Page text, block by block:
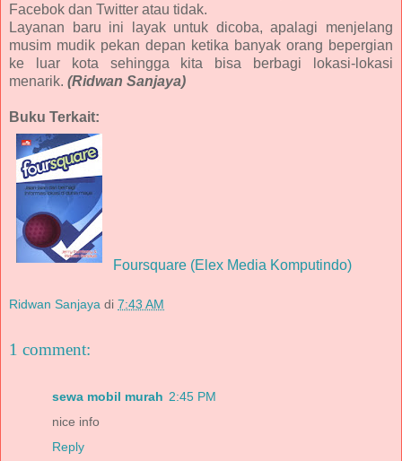
Facebok dan Twitter atau tidak.
Layanan baru ini layak untuk dicoba, apalagi menjelang
musim mudik pekan depan ketika banyak orang bepergian
ke luar kota sehingga kita bisa berbagi lokasi-lokasi
menarik. (Ridwan Sanjaya)
Buku Terkait:
Foursquare (Elex Media Komputindo)
Ridwan Sanjaya di 7:43 AM
1 comment:
sewa mobil murah 2:45 PM
nice info
Reply